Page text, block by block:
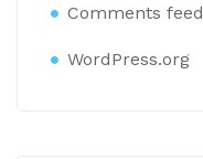
Comments feed
WordPress.org